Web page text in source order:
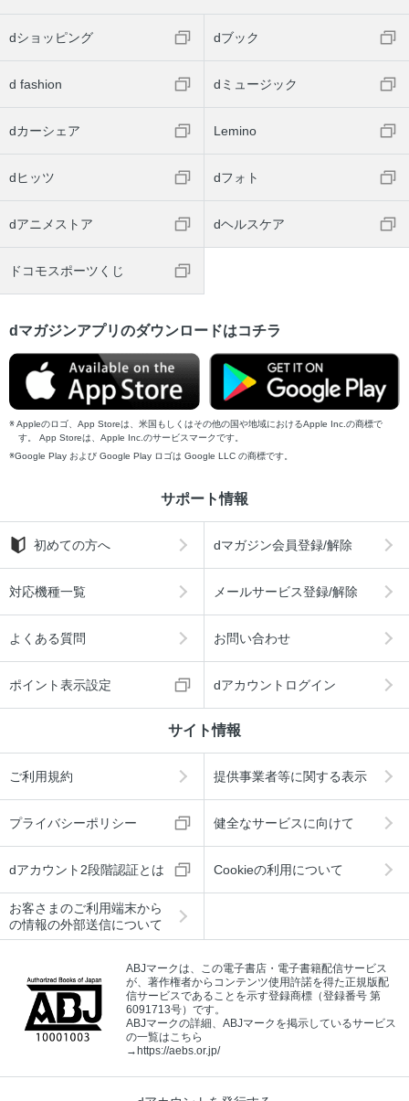
dショッピング dブック
d fashion dミュージック
dカーシェア Lemino
dヒッツ dフォト
dアニメストア dヘルスケア
ドコモスポーツくじ
dマガジンアプリのダウンロードはコチラ
Appleのロゴ、App Storeは、米国もしくはその他の国や地域におけるApple Inc.の商標で
す。 App Storeは、Apple Inc.のサービスマークです。
Google Play および Google Play ロゴは Google LLC の商標です。
サポート情報
初めての方へ dマガジン会員登録/解除
対応機種一覧 メールサービス登録/解除
よくある質問 お問い合わせ
ポイント表示設定 dアカウントログイン
サイト情報
ご利用規約 提供事業者等に関する表示
プライバシーポリシー 健全なサービスに向けて
dアカウント2段階認証とは Cookieの利用について
お客さまのご利用端末から
の情報の外部送信について
ABJマークは、この電子書店・電子書籍配信サービス
が、著作権者からコンテンツ使用許諾を得た正規版配
信サービスであることを示す登録商標（登録番号 第
6091713号）です。
ABJマークの詳細、ABJマークを掲示しているサービス
の一覧はこちら
→https://aebs.or.jp/